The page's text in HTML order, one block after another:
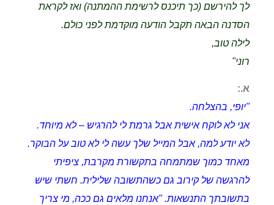
לך להירשם (כך תיכנס לרשימת ההמתנה) ואז לקראת
הסדנה הבאה תקבל הודעה מוקדמת לפני כולם.
לילה טוב,
רוני"
א.:
"יופי, בהצלחה.
אני לא לוקח אישית אבל גרמת לי להרגיש – לא מיוחד.
לא יודע למה, אבל המייל שלך עשה לי לא טוב על הבוקר.
מאחד כמוך שמתמחה בתקשורת מקרבת, ציפיתי
להרגשה של קירוב גם כשהתשובה שלילית. חשתי שיש
בתשובתך התנשאות. "אנחנו מלאים גם ככה, מי צריך